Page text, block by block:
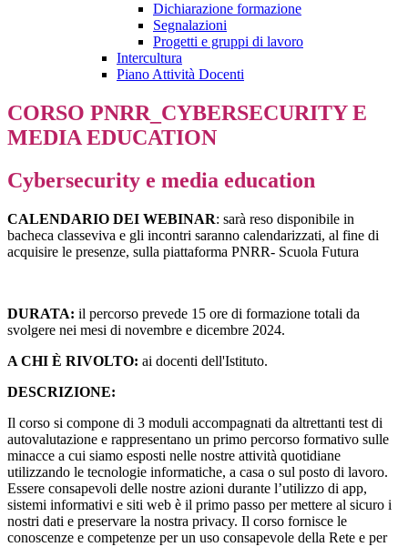
Dichiarazione formazione
Segnalazioni
Progetti e gruppi di lavoro
Intercultura
Piano Attività Docenti
CORSO PNRR_CYBERSECURITY E
MEDIA EDUCATION
Cybersecurity e media education
CALENDARIO DEI WEBINAR: sarà reso disponibile in
bacheca classeviva e gli incontri saranno calendarizzati, al fine di
acquisire le presenze, sulla piattaforma PNRR- Scuola Futura
DURATA: il percorso prevede 15 ore di formazione totali da
svolgere nei mesi di novembre e dicembre 2024.
A CHI È RIVOLTO: ai docenti dell'Istituto.
DESCRIZIONE:
Il corso si compone di 3 moduli accompagnati da altrettanti test di
autovalutazione e rappresentano un primo percorso formativo sulle
minacce a cui siamo esposti nelle nostre attività quotidiane
utilizzando le tecnologie informatiche, a casa o sul posto di lavoro.
Essere consapevoli delle nostre azioni durante l’utilizzo di app,
sistemi informativi e siti web è il primo passo per mettere al sicuro i
nostri dati e preservare la nostra privacy. Il corso fornisce le
conoscenze e competenze per un uso consapevole della Rete e per